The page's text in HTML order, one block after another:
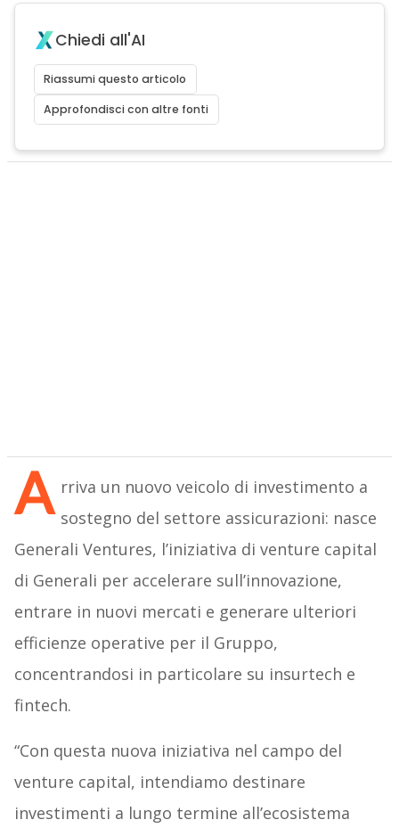
Chiedi all'AI
Riassumi questo articolo
Approfondisci con altre fonti
A rriva un nuovo veicolo di investimento a
sostegno del settore assicurazioni: nasce
Generali Ventures, l’iniziativa di venture capital
di Generali per accelerare sull’innovazione,
entrare in nuovi mercati e generare ulteriori
efficienze operative per il Gruppo,
concentrandosi in particolare su insurtech e
fintech.
“Con questa nuova iniziativa nel campo del
venture capital, intendiamo destinare
investimenti a lungo termine all’ecosistema